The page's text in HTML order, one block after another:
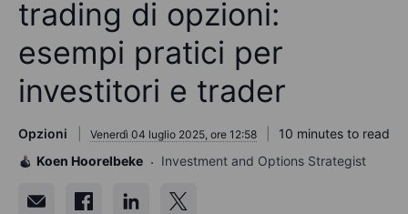
trading di opzioni:
esempi pratici per
investitori e trader
Opzioni Venerdì 04 luglio 2025, ore 12:58
10 minutes to read
Koen Hoorelbeke
Investment and Options Strategist